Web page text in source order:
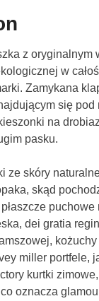
z oryginalnym
w
Zamykana
się pod
na
pasku.
ze skóry
skąd
puchowe
dei gratia
miller portfele,
kurtki
oznacza